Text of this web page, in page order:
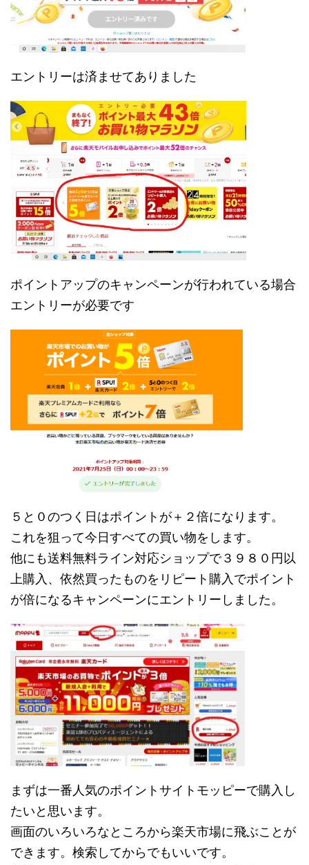
エントリーは済ませてありました
ポイントアップのキャンペーンが行われている場合
エントリーが必要です
５と０のつく日はポイントが＋２倍になります。
これを狙って今日すべての買い物をします。
他にも送料無料ライン対応ショップで３９８０円以
上購入、依然買ったものをリピート購入でポイント
が倍になるキャンペーンにエントリーしました。
まずは一番人気のポイントサイトモッピーで購入し
たいと思います。
画面のいろいろなところから楽天市場に飛ぶことが
できます。検索してからでもいいです。